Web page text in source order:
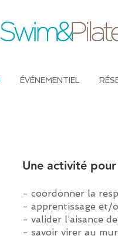
ÉVÉNEMENTIEL
Une activité
- coordonner la
- apprentissage et/
- valider l’aisance
- savoir virer au